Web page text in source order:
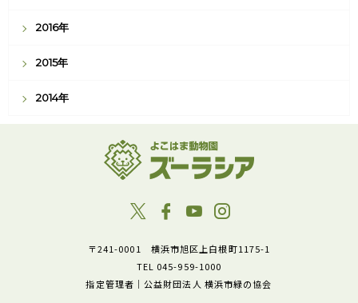
2016年
2015年
2014年
〒241-0001 横浜市旭区上白根町1175-1
TEL 045-959-1000
指定管理者｜公益財団法人 横浜市緑の協会